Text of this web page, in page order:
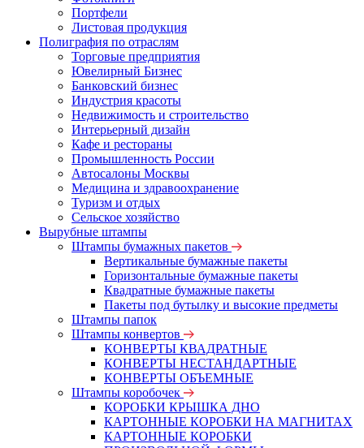
Портфели
Листовая продукция
Полиграфия по отраслям
Торговые предприятия
Ювелирный Бизнес
Банковский бизнес
Индустрия красоты
Недвижимость и строительство
Интерьерный дизайн
Кафе и рестораны
Промышленность России
Автосалоны Москвы
Медицина и здравоохранение
Туризм и отдых
Сельское хозяйство
Вырубные штампы
Штампы бумажных пакетов
Вертикальные бумажные пакеты
Горизонтальные бумажные пакеты
Квадратные бумажные пакеты
Пакеты под бутылку и высокие предметы
Штампы папок
Штампы конвертов
КОНВЕРТЫ КВАДРАТНЫЕ
КОНВЕРТЫ НЕСТАНДАРТНЫЕ
КОНВЕРТЫ ОБЪЕМНЫЕ
Штампы коробочек
КОРОБКИ КРЫШКА ДНО
КАРТОННЫЕ КОРОБКИ НА МАГНИТАХ
КАРТОННЫЕ КОРОБКИ